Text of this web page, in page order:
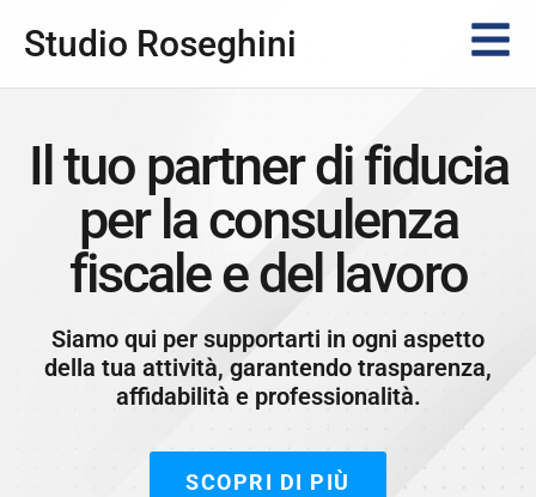
Studio Roseghini
Il tuo partner di fiducia
per la consulenza
fiscale e del lavoro
Siamo qui per supportarti in ogni aspetto
della tua attività, garantendo trasparenza,
affidabilità e professionalità.
SCOPRI DI PIÙ